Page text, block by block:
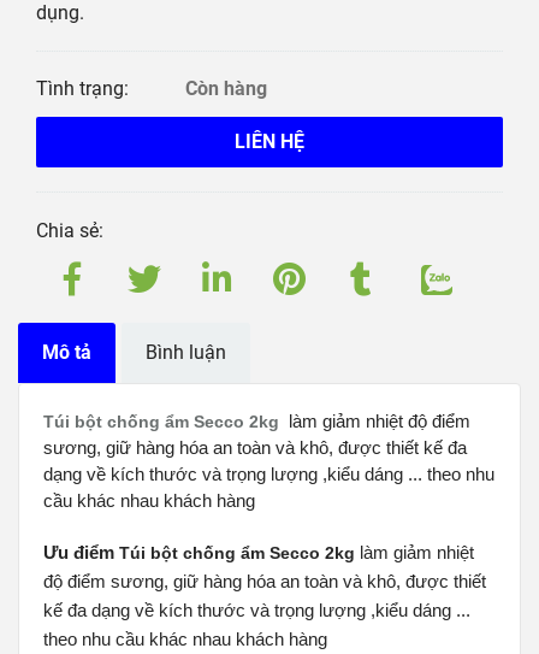
dụng.
Tình trạng: Còn hàng
LIÊN HỆ
Chia sẻ:
Mô tả Bình luận
Túi bột chống ẩm Secco 2kg
làm giảm nhiệt độ điểm
sương, giữ hàng hóa an toàn và khô, được thiết kế đa
dạng về kích thước và trọng lượng ,kiểu dáng ... theo nhu
cầu khác nhau khách hàng
Ưu điểm Túi bột chống ẩm Secco 2kg làm giảm nhiệt
độ điểm sương, giữ hàng hóa an toàn và khô, được thiết
kế đa dạng về kích thước và trọng lượng ,kiểu dáng ...
theo nhu cầu khác nhau khách hàng